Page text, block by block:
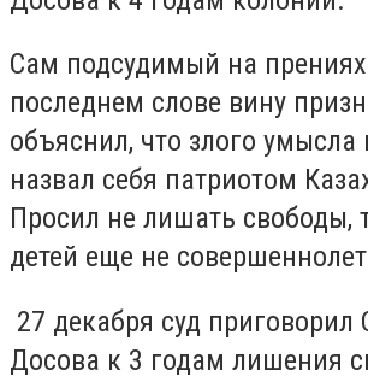
Сам подсудимый на
последнем слове вину
объяснил, что злого умысла
назвал себя патриотом
Просил не лишать свободы,
детей еще не
27 декабря суд приговорил
Досова к 3 годам лишения